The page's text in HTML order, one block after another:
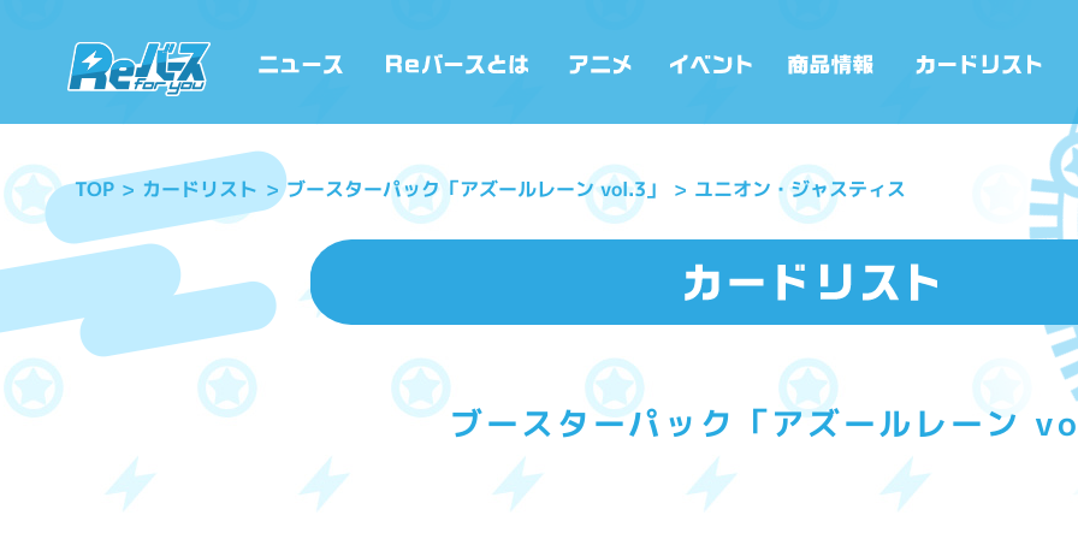
TOP カードリスト ブースターパック「アズールレーン vol.3」 ユニオン・ジャスティス
ブースターパック「アズールレーン